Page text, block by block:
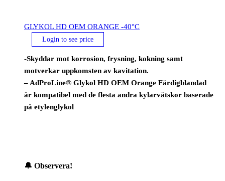
GLYKOL HD OEM ORANGE -40°C
Login to see price
-Skyddar mot korrosion, frysning, kokning samt
motverkar uppkomsten av kavitation.
– AdProLine® Glykol HD OEM Orange Färdigblandad
är kompatibel med de flesta andra kylarvätskor baserade
på etylenglykol
🔔 Observera!